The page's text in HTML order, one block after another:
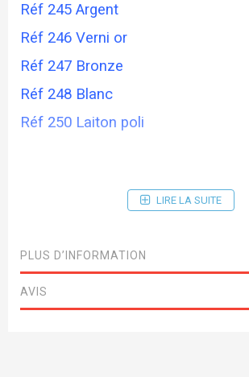
Réf 245 Argent
Réf 246 Verni or
Réf 247 Bronze
Réf 248 Blanc
Réf 250 Laiton poli
LIRE LA SUITE
PLUS D’INFORMATION
AVIS